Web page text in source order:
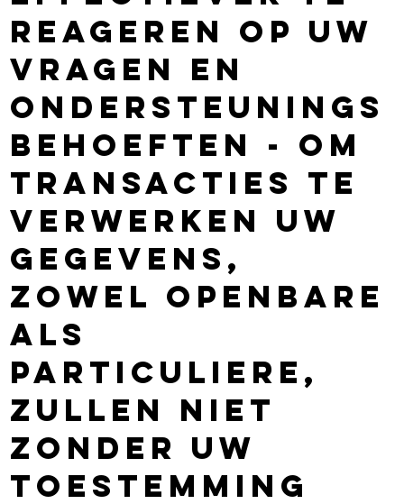
reageren op uw
vragen en
ondersteunings
behoeften - Om
transacties te
verwerken Uw
gegevens,
zowel openbare
als
particuliere,
zullen niet
zonder uw
toestemming